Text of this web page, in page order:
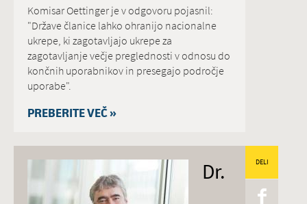
Komisar Oettinger je v odgovoru pojasnil:
"Države članice lahko ohranijo nacionalne
ukrepe, ki zagotavljajo ukrepe za
zagotavljanje večje preglednosti v odnosu do
končnih uporabnikov in presegajo področje
uporabe".
PREBERITE VEČ »
Dr. DELI